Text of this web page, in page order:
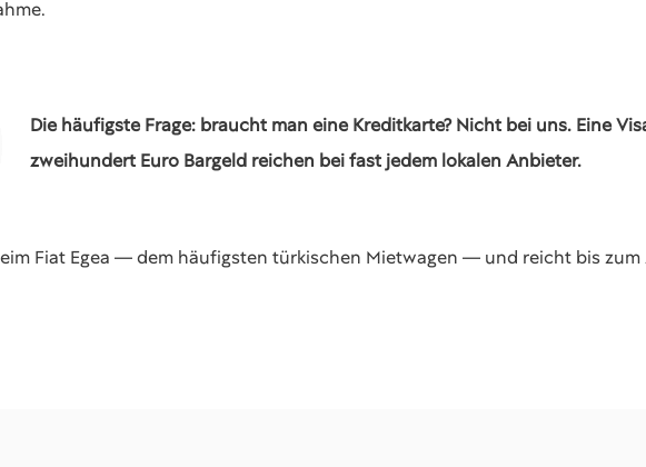
Die häufigste Frage: braucht man eine Kreditkarte? Nicht bei uns. Eine
zweihundert Euro Bargeld reichen bei fast jedem lokalen Anbieter.
Fiat Egea — dem häufigsten türkischen Mietwagen — und reicht bis